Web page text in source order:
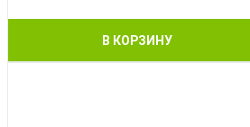
В КОРЗИНУ